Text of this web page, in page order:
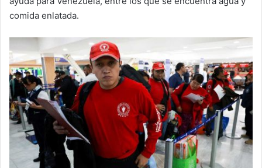
comida enlatada.